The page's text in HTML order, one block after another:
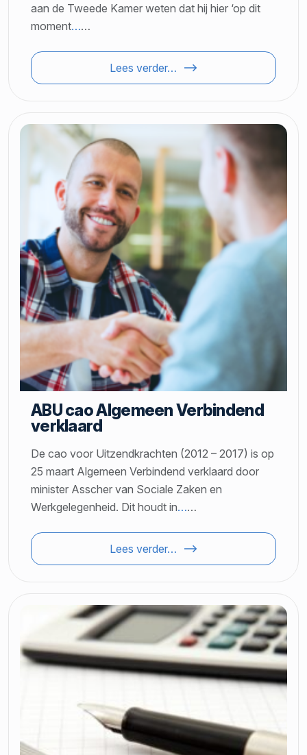
aan de Tweede Kamer weten dat hij hier ‘op dit
moment……
Lees verder…
ABU cao Algemeen Verbindend
verklaard
De cao voor Uitzendkrachten (2012 – 2017) is op
25 maart Algemeen Verbindend verklaard door
minister Asscher van Sociale Zaken en
Werkgelegenheid. Dit houdt in……
Lees verder…